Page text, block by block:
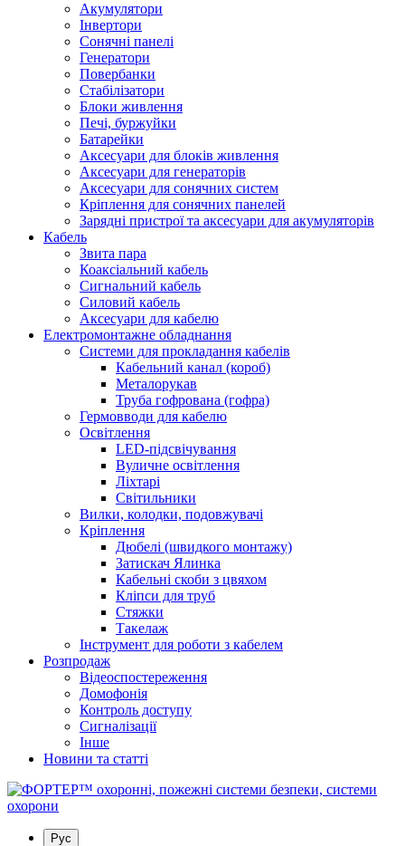
Акумулятори
Інвертори
Сонячні панелі
Генератори
Повербанки
Стабілізатори
Блоки живлення
Печі, буржуйки
Батарейки
Аксесуари для блоків живлення
Аксесуари для генераторів
Аксесуари для сонячних систем
Кріплення для сонячних панелей
Зарядні пристрої та аксесуари для акумуляторів
Кабель
Звита пара
Коаксіальний кабель
Сигнальний кабель
Силовий кабель
Аксесуари для кабелю
Електромонтажне обладнання
Системи для прокладання кабелів
Кабельний канал (короб)
Металорукав
Труба гофрована (гофра)
Гермовводи для кабелю
Освітлення
LED-підсвічування
Вуличне освітлення
Ліхтарі
Світильники
Вилки, колодки, подовжувачі
Кріплення
Дюбелі (швидкого монтажу)
Затискач Ялинка
Кабельні скоби з цвяхом
Кліпси для труб
Стяжки
Такелаж
Інструмент для роботи з кабелем
Розпродаж
Відеоспостереження
Домофонія
Контроль доступу
Сигналізації
Інше
Новини та статті
Рус